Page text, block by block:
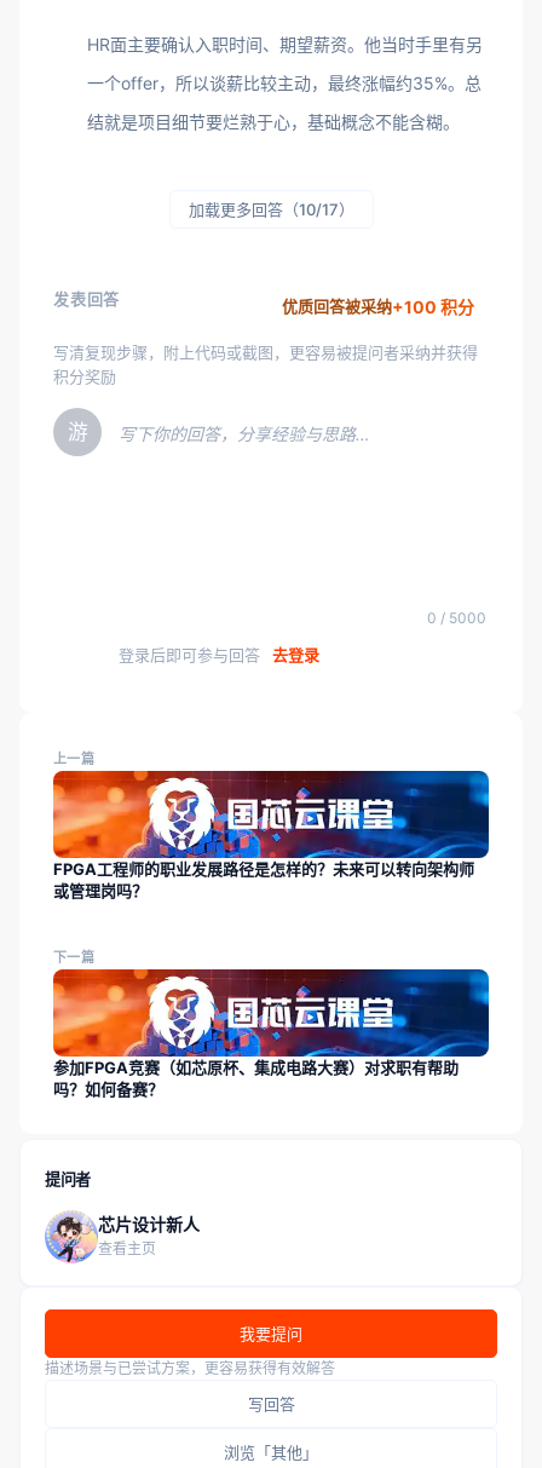
HR面主要确认入职时间、期望薪资。他当时手里有另
一个offer，所以谈薪比较主动，最终涨幅约35%。总
结就是项目细节要烂熟于心，基础概念不能含糊。
加载更多回答（10/17）
发表回答 优质回答被采纳+100 积分
写清复现步骤，附上代码或截图，更容易被提问者采纳并获得
积分奖励
游 写下你的回答，分享经验与思路…
0 / 5000
登录后即可参与回答 去登录
上一篇
FPGA工程师的职业发展路径是怎样的？未来可以转向架构师
或管理岗吗？
下一篇
参加FPGA竞赛（如芯原杯、集成电路大赛）对求职有帮助
吗？如何备赛？
提问者
芯片设计新人
查看主页
我要提问
描述场景与已尝试方案，更容易获得有效解答
写回答
浏览「其他」